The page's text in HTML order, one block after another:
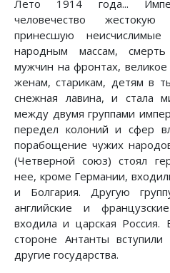
Лето 1914 года...
человечество жестокую
принесшую
народным массам,
мужчин на фронтах,
женам, старикам, детям в
снежная лавина, и стала
между двумя группами
передел колоний и сфер
порабощение чужих
(Четверной союз) стоял
нее, кроме Германии,
и Болгария. Другую
английские и
входила и царская Россия.
стороне Антанты
другие государства.